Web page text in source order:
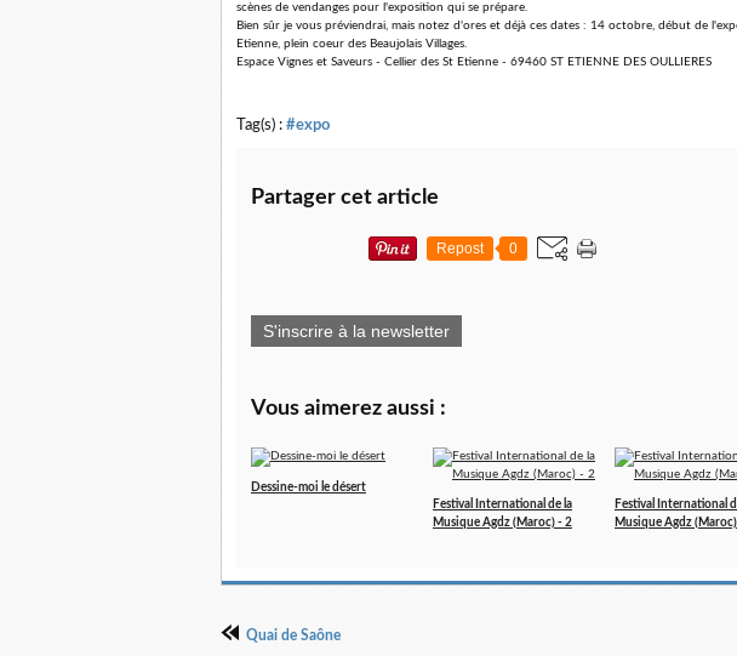
scènes de vendanges pour l'exposition qui se prépare.
Bien sûr je vous préviendrai, mais notez d'ores et déjà ces dates : 14 octobre, début de
Etienne, plein coeur des Beaujolais Villages.
Espace Vignes et Saveurs - Cellier des St Etienne - 69460 ST ETIENNE DES OULLIERES
Tag(s) : #expo
Partager cet article
Repost 0
S'inscrire à la newsletter
Vous aimerez aussi :
Dessine-moi le désert
Festival International de la
Musique Agdz (Maroc) - 2
Festival International
Musique Agdz (Maroc)
Quai de Saône